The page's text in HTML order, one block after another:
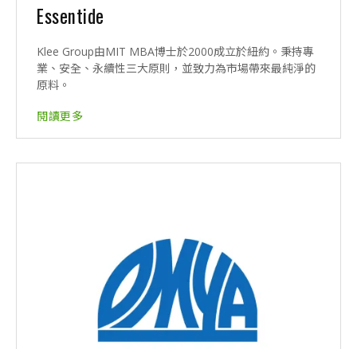
Essentide
Klee Group由MIT MBA博士於2000成立於紐約。秉持專
業、安全、永續性三大原則，並致力為市場帶來最純淨的
原料。
閱讀更多